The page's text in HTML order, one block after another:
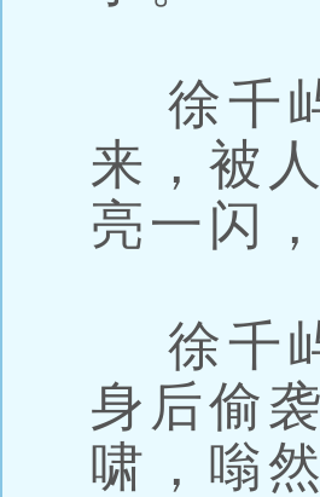
徐千
来，被
亮一闪
徐千
身后偷
啸，嗡